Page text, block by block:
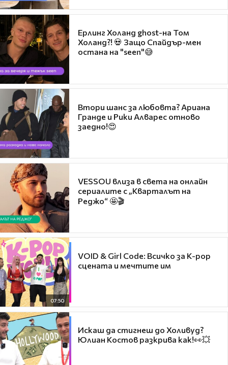
Ерлинг Холанд ghost-на Том
Холанд?! 💀 Защо Спайдър-мен
остана на "seen"😅
Втори шанс за любовта? Ариана
Гранде и Рики Алварес отново
заедно!😍
VESSOU влиза в света на онлайн
сериалите с „Кварталът на
Реджо“ 🤩🎬
07:50
VOID & Girl Code: Всичко за K-pop
сцената и мечтите им
Искаш да стигнеш до Холивуд?
Юлиан Костов разкрива как!👀💥